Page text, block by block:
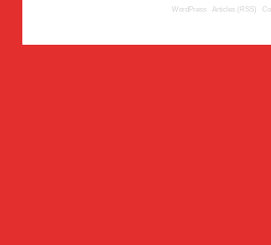
WordPress Articles (RSS)